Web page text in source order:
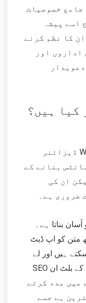
جامع خصوصیات
اسے پیشہ
کا نظم کرنے
اور
اگرچہ Webflow Editor اور Webflow ڈیزائنر
بنانے کے
ان کی
ضروری ہے۔
آسان بناتا ہے۔
متن کو اپ ڈیٹ
ہیں اور لے
آؤٹ میں ترمیم کر سکتے ہیں۔ اس کے بلٹ ان SEO
میں مدد کرتے
ہے جسے